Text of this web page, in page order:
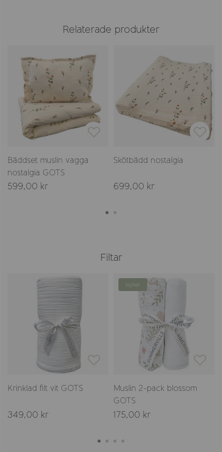
Relaterade produkter
Bäddset muslin vagga
nostalgia GOTS
599,00 kr
Skötbädd nostalgia
699,00 kr
Filtar
Krinklad filt vit GOTS
349,00 kr
Nyhet
Muslin 2-pack blossom
GOTS
175,00 kr